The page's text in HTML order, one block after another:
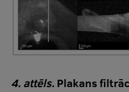
4. attēls.Plakans